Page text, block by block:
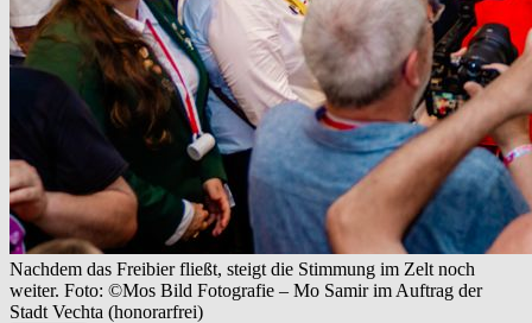
Nachdem das Freibier fließt, steigt die Stimmung im Zelt noch
weiter. Foto: ©Mos Bild Fotografie – Mo Samir im Auftrag der
Stadt Vechta (honorarfrei)